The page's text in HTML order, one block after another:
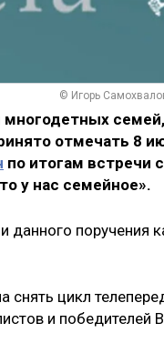
© Игорь
отмечать 8
по итогам встречи
у нас семейное».
данного поручения
снять цикл
и победителей